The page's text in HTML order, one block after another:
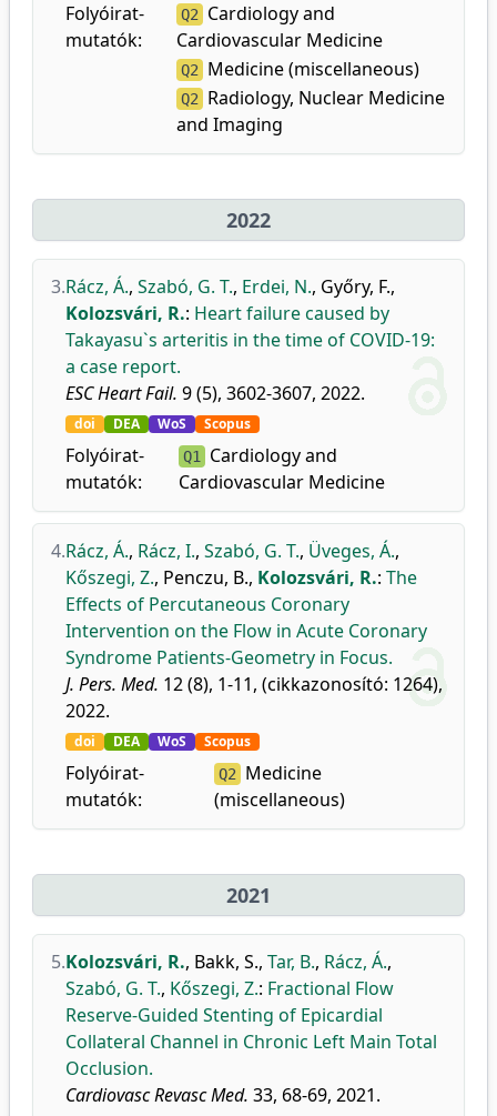
Folyóirat-
mutatók:
Q2 Cardiology and
Cardiovascular Medicine
Q2 Medicine (miscellaneous)
Q2 Radiology, Nuclear Medicine
and Imaging
2022
3.Rácz, Á., Szabó, G. T., Erdei, N., Győry, F.,
Kolozsvári, R.: Heart failure caused by
Takayasu`s arteritis in the time of COVID-19:
a case report.
ESC Heart Fail. 9 (5), 3602-3607, 2022.
doi DEA WoS Scopus
Folyóirat-
mutatók:
Q1 Cardiology and
Cardiovascular Medicine
4.Rácz, Á., Rácz, I., Szabó, G. T., Üveges, Á.,
Kőszegi, Z., Penczu, B., Kolozsvári, R.: The
Effects of Percutaneous Coronary
Intervention on the Flow in Acute Coronary
Syndrome Patients-Geometry in Focus.
J. Pers. Med. 12 (8), 1-11, (cikkazonosító: 1264),
2022.
doi DEA WoS Scopus
Folyóirat-
mutatók:
Q2 Medicine
(miscellaneous)
2021
5.Kolozsvári, R., Bakk, S., Tar, B., Rácz, Á.,
Szabó, G. T., Kőszegi, Z.: Fractional Flow
Reserve-Guided Stenting of Epicardial
Collateral Channel in Chronic Left Main Total
Occlusion.
Cardiovasc Revasc Med. 33, 68-69, 2021.